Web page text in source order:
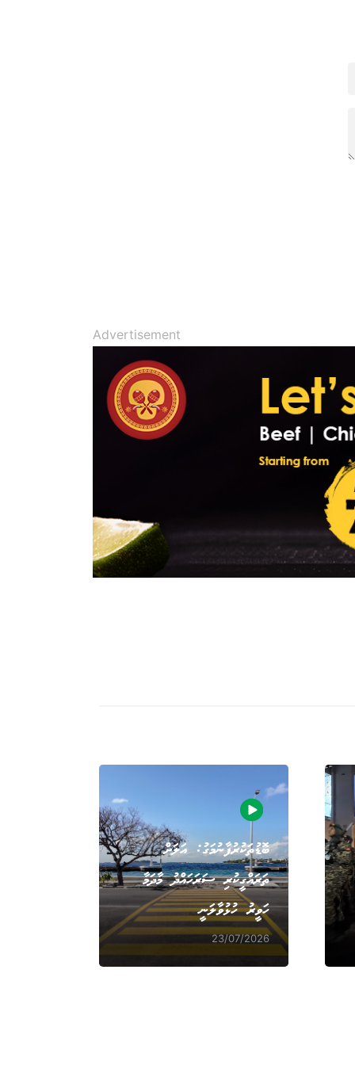
Advertisement
ބޮޑުތަކުރުފާނުމަގު: އަލަށް
ތަރައްގީކުރި ސަރަހައްދު މާދަމާ
ހަވީރު ހުޅުވާލަނީ
23/07/2026